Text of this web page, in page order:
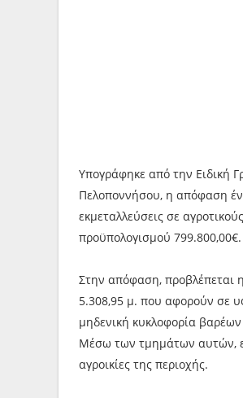
Υπογράφηκε από την Ειδική
Πελοποννήσου, η απόφαση
εκμεταλλεύσεις σε
προϋπολογισμού 799.800,00€.
Στην απόφαση, προβλέπεται
5.308,95 μ. που αφορούν σε
μηδενική κυκλοφορία
Μέσω των τμημάτων αυτών,
αγροικίες της περιοχής.